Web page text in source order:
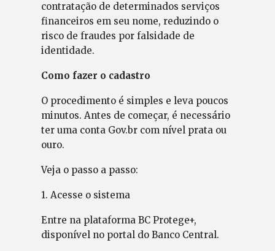
contratação de determinados serviços
financeiros em seu nome, reduzindo o
risco de fraudes por falsidade de
identidade.
Como fazer o cadastro
O procedimento é simples e leva poucos
minutos. Antes de começar, é necessário
ter uma conta Gov.br com nível prata ou
ouro.
Veja o passo a passo:
1. Acesse o sistema
Entre na plataforma BC Protege+,
disponível no portal do Banco Central.